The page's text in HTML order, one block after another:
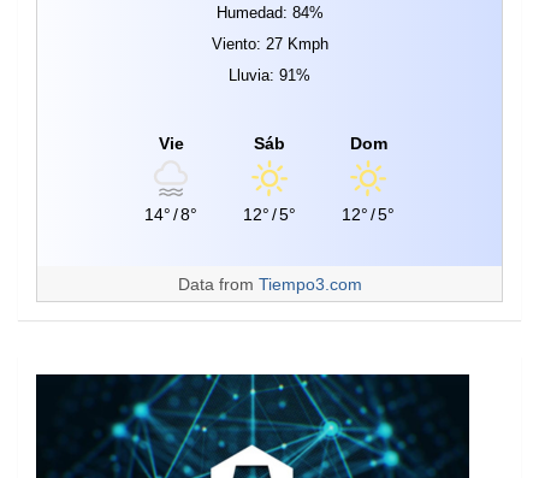
Humedad: 84%
Viento: 27 Kmph
Lluvia: 91%
Vie
14°/8°
Sáb
12°/5°
Dom
12°/5°
Data from Tiempo3.com